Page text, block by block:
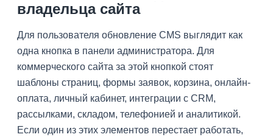
владельца сайта
Для пользователя обновление CMS выглядит как
одна кнопка в панели администратора. Для
коммерческого сайта за этой кнопкой стоят
шаблоны страниц, формы заявок, корзина, онлайн-
оплата, личный кабинет, интеграции с CRM,
рассылками, складом, телефонией и аналитикой.
Если один из этих элементов перестает работать,